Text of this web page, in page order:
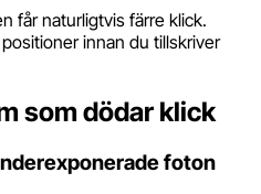
får naturligtvis färre klick.
innan du tillskriver
som dödar klick
foton